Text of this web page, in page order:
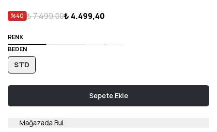
%40 ₺ 7.499,00₺ 4.499,40
RENK
BEDEN
STD
Sepete Ekle
Mağazada Bul